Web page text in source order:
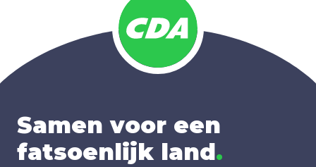
Samen voor een
fatsoenlijk land.